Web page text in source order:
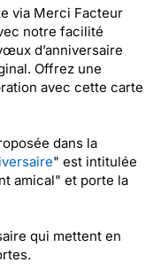
via Merci Facteur
notre facilité
d’anniversaire
Offrez une
avec cette carte
dans la
" est intitulée
amical" et porte la
qui mettent en